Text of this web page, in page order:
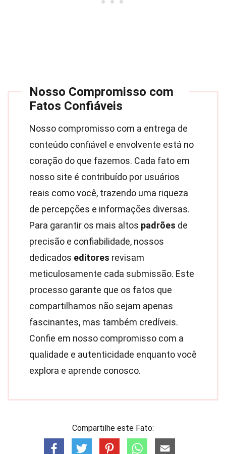
Nosso Compromisso com
Fatos Confiáveis
Nosso compromisso com a entrega de
conteúdo confiável e envolvente está no
coração do que fazemos. Cada fato em
nosso site é contribuído por usuários
reais como você, trazendo uma riqueza
de percepções e informações diversas.
Para garantir os mais altos padrões de
precisão e confiabilidade, nossos
dedicados editores revisam
meticulosamente cada submissão. Este
processo garante que os fatos que
compartilhamos não sejam apenas
fascinantes, mas também credíveis.
Confie em nosso compromisso com a
qualidade e autenticidade enquanto você
explora e aprende conosco.
Compartilhe este Fato: